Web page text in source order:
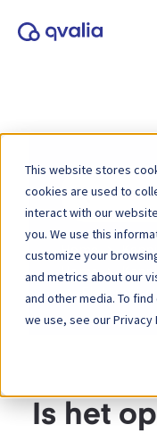
This website stores
cookies are used to
interact with our
you. We use this
customize your
and metrics about our
and other media. To
we use, see our Privacy
Zoeken
naar
Home
Home
Is het